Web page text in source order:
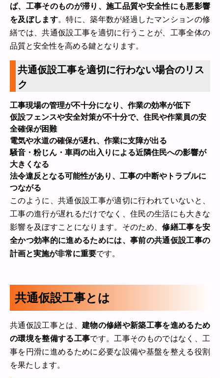
ば、工事そのものが滞り、施工品質や安全性にも悪影響
を及ぼします。特に、築年数が経過したマンションの修
繕では、共通仮設工事を適切に行うことが、工事全体の
品質と安全性を高める鍵となります。
共通仮設工事を適切に行わない場合のリス
ク
工事現場の管理が不十分になり、作業の効率が低下
仮設フェンスや安全対策が不十分で、住民や作業員の安
全確保が困難
電気や水道の確保が遅れ、作業に支障が出る
騒音・粉じん・車両の出入りによる近隣住民への影響が
大きくなる
法令違反となる可能性があり、工事の中断やトラブルに
つながる
このように、共通仮設工事が適切に行われていないと、
工事の進行が遅れるだけでなく、住民の生活にも大きな
影響を及ぼすことになります。そのため、修繕工事を安
全かつ効率的に進めるためには、事前の共通仮設工事の
計画と実施が非常に重要です。
共通仮設工事とは
共通仮設工事とは、 建物の修繕や新築工事を進めるため
の環境を整備する工事です。工事そのものではなく、工
事を円滑に進めるために必要な設備や基盤を整える役割
を果たします。